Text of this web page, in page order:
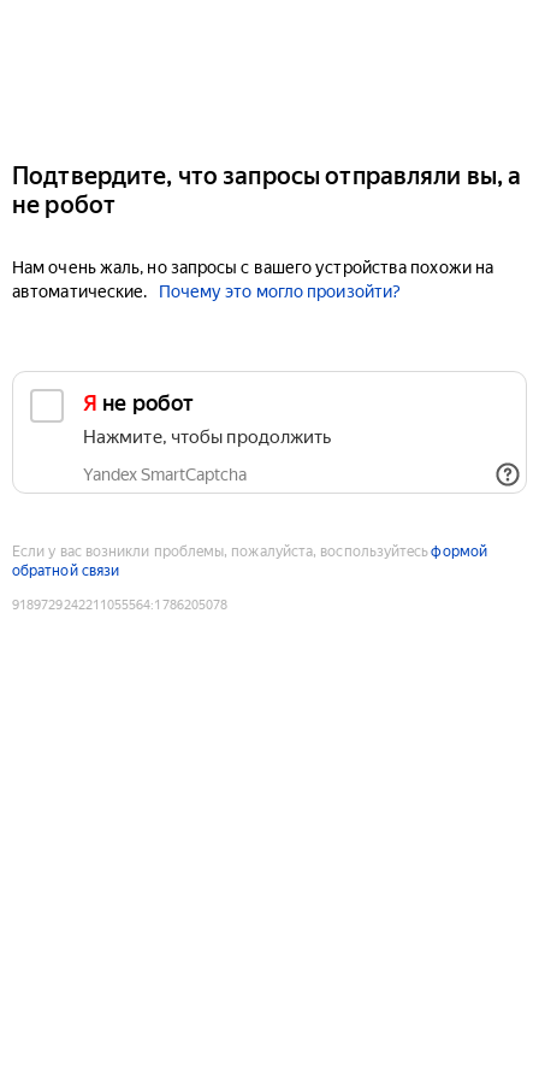
Подтвердите, что запросы отправляли вы, а
не робот
Нам очень жаль, но запросы с вашего устройства похожи на
автоматические.
Почему это могло произойти?
Я не робот
Нажмите, чтобы продолжить
Yandex SmartCaptcha
Если у вас возникли проблемы, пожалуйста, воспользуйтесьформой
обратной связи
9189729242211055564:1786205078